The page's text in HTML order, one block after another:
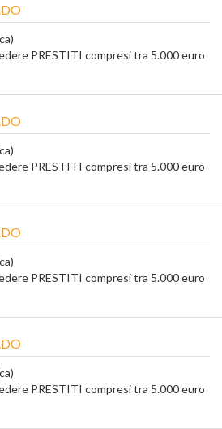
PRESTITI compresi tra 5.000 euro
PRESTITI compresi tra 5.000 euro
PRESTITI compresi tra 5.000 euro
PRESTITI compresi tra 5.000 euro